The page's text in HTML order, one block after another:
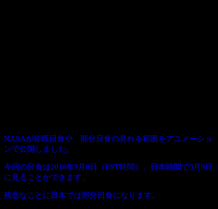
NASAが皆既日食や、部分日食の見れる範囲をアニメーショ
ンで公開しました。
今回の日食は2016年3月8日（EST時間）、日本時間で3月9日
に見ることができます。
残念なことに日本では部分日食になります。